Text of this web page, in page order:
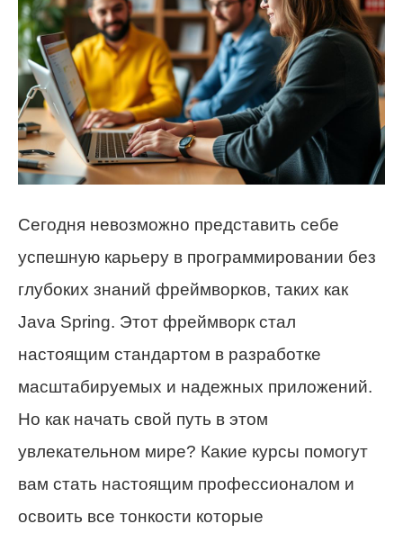
Сегодня невозможно представить себе
успешную карьеру в программировании без
глубоких знаний фреймворков, таких как
Java Spring. Этот фреймворк стал
настоящим стандартом в разработке
масштабируемых и надежных приложений.
Но как начать свой путь в этом
увлекательном мире? Какие курсы помогут
вам стать настоящим профессионалом и
освоить все тонкости которые